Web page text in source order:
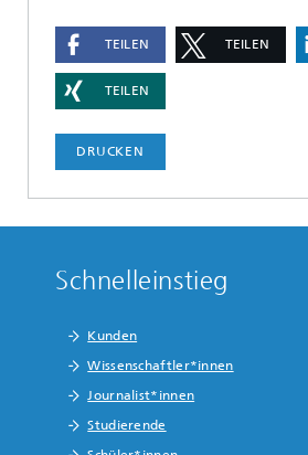
TEILEN TEILEN
TEILEN
DRUCKEN
Schnelleinstieg
Kunden
Wissenschaftler*innen
Journalist*innen
Studierende